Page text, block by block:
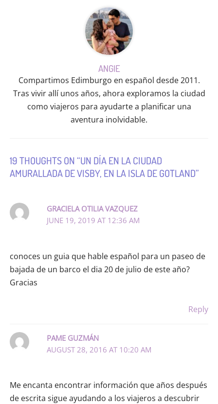
ANGIE
Compartimos Edimburgo en español desde 2011.
Tras vivir allí unos años, ahora exploramos la ciudad
como viajeros para ayudarte a planificar una
aventura inolvidable.
19 THOUGHTS ON “UN DÍA EN LA CIUDAD
AMURALLADA DE VISBY, EN LA ISLA DE GOTLAND”
GRACIELA OTILIA VAZQUEZ
JUNE 19, 2019 AT 12:36 AM
conoces un guia que hable español para un paseo de
bajada de un barco el dia 20 de julio de este año?
Gracias
Reply
PAME GUZMÁN
AUGUST 28, 2016 AT 10:20 AM
Me encanta encontrar información que años después
de escrita sigue ayudando a los viajeros a descubrir